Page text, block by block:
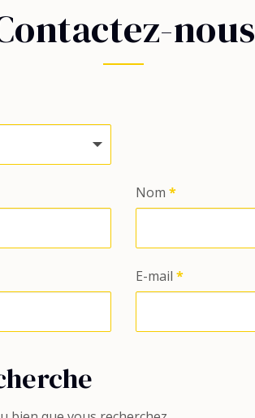
nous
Nom *
E-mail *